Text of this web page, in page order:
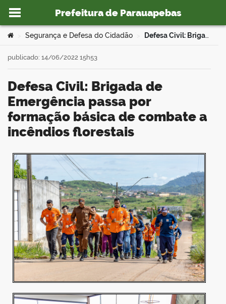
Ir para o conteúdo
Prefeitura de Parauapebas
portal
Você está aqui:
Segurança e Defesa do Cidadão Defesa Civil: Brigada de Emergência passa por formação básica de combate a incêndios florestais
Defesa Civil: Brigada de
Emergência passa por
formação básica de combate a
incêndios florestais
publicado: 14/06/2022 15h53